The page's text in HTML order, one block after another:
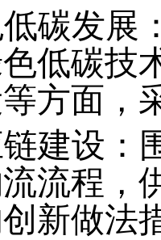
低碳发
低碳技
方面，
链建设
流程，
新做法